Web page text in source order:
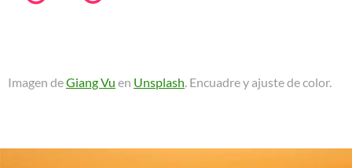
Imagen deGiang Vu en Unsplash . Encuadre y ajuste de color.